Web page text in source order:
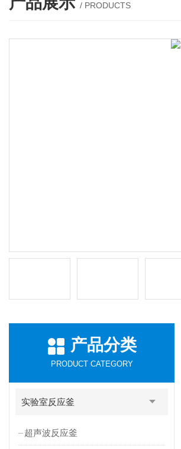
/ PRODUCTS
产品分类
PRODUCT CATEGORY
实验室反应釜
超声波反应釜